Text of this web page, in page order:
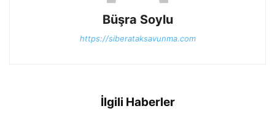
Büşra Soylu
https://siberataksavunma.com
İlgili Haberler